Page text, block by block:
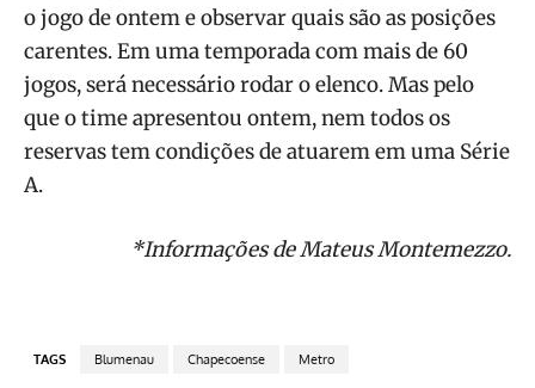
o jogo de ontem e observar quais são as posições
carentes. Em uma temporada com mais de 60
jogos, será necessário rodar o elenco. Mas pelo
que o time apresentou ontem, nem todos os
reservas tem condições de atuarem em uma Série
A.
*Informações de Mateus Montemezzo.
TAGS Blumenau Chapecoense Metro